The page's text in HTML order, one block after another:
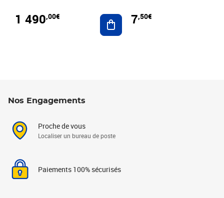
1 490,00€ Ajouter au panier
7,50€
Nos Engagements
Proche de vous
Localiser un bureau de poste
Paiements 100% sécurisés